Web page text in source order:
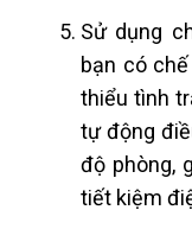
Sử dụng
bạn có
thiểu tình
tự động
độ phòng,
tiết kiệm